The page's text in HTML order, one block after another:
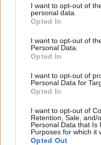
not limited to your visit or
grant or deny consent to
use your data for below
consent section.
I want to opt-out of
personal data.
Opted In
I want to opt-out of
Personal Data.
Opted In
I want to opt-out of
Personal Data for
Opted In
I want to opt-out of
Retention, Sale, and/
Personal Data that Is
Purposes for which it
Opted Out